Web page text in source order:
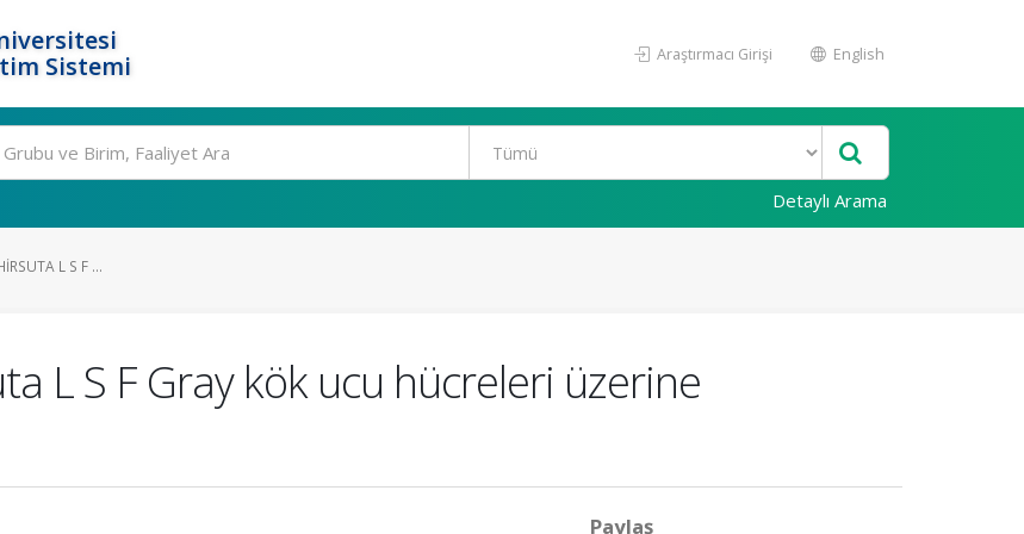
Sistemi
Araştırmacı Girişi English
Detaylı Arama
L S F ...
L S F Gray kök ucu hücreleri üzerine
Paylaş